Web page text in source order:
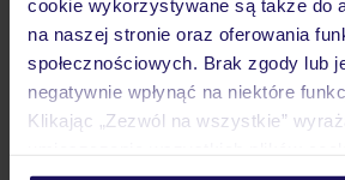
cookie wykorzystywane są także do
na naszej stronie oraz oferowania
społecznościowych. Brak zgody lub
negatywnie wpłynąć na niektóre
Klikając „Zezwól na wszystkie”
Pokoje
Wyżywienie